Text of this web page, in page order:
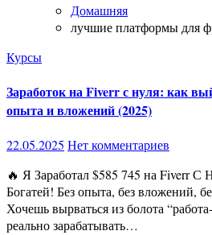
Домашняя
лучшие платформы для
Курсы
Заработок на Fiverr с нуля: как
опыта и вложений (2025)
22.05.2025 Нет комментариев
🔥 Я Заработал $585 745 на Fiverr С НУЛЯ — Копируй и
Богатей! Без опыта, без вложений,
Хочешь вырваться из болота
реально зарабатывать…